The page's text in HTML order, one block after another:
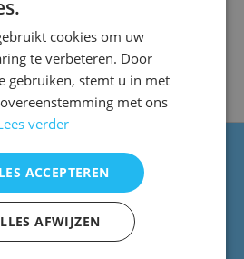
rc-s92
rcs92
Website informatie
Contact
Voorwaarden/Levertijd
cookies om uw
te verbeteren. Door
gebruiken, stemt u in met
met ons
verder
ACCEPTEREN
AFWIJZEN